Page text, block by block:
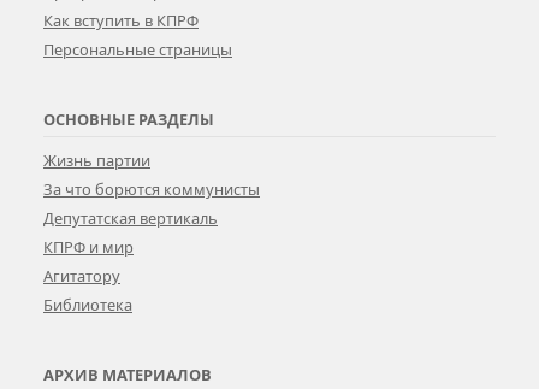
Как вступить в КПРФ
Персональные страницы
ОСНОВНЫЕ РАЗДЕЛЫ
Жизнь партии
За что борются коммунисты
Депутатская вертикаль
КПРФ и мир
Агитатору
Библиотека
АРХИВ МАТЕРИАЛОВ